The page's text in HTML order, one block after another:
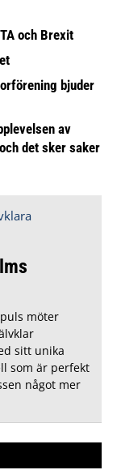
och Brexit
bjuder
av
det sker saker
möter
sitt unika
som är perfekt
något mer